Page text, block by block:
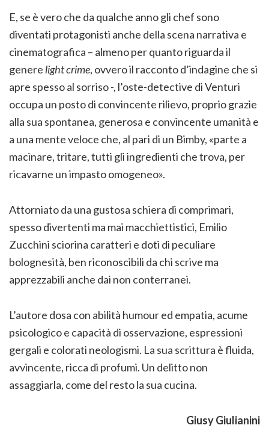
E, se è vero che da qualche anno gli chef sono
diventati protagonisti anche della scena narrativa e
cinematografica – almeno per quanto riguarda il
genere light crime, ovvero il racconto d’indagine che si
apre spesso al sorriso -, l’oste-detective di Venturi
occupa un posto di convincente rilievo, proprio grazie
alla sua spontanea, generosa e convincente umanità e
a una mente veloce che, al pari di un Bimby, «parte a
macinare, tritare, tutti gli ingredienti che trova, per
ricavarne un impasto omogeneo».
Attorniato da una gustosa schiera di comprimari,
spesso divertenti ma mai macchiettistici, Emilio
Zucchini sciorina caratteri e doti di peculiare
bolognesità, ben riconoscibili da chi scrive ma
apprezzabili anche dai non conterranei.
L’autore dosa con abilità humour ed empatia, acume
psicologico e capacità di osservazione, espressioni
gergali e colorati neologismi. La sua scrittura è fluida,
avvincente, ricca di profumi. Un delitto non
assaggiarla, come del resto la sua cucina.
Giusy Giulianini